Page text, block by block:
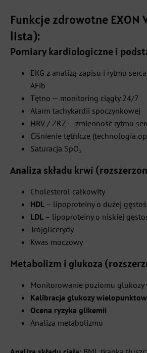
Funkcje zdrowotne EXON
lista):
Pomiary kardiologiczne i
EKG z analizą zapisu i rytmu
AFib
Tętno — monitoring ciągły 24/7
Alarm tachykardii spoczynkowej
HRV / ZRZ — zmienność rytmu
Ciśnienie tętnicze (technologia
Saturacja SpO₂
Analiza składu krwi
Cholesterol całkowity
HDL – lipoproteiny o dużej
LDL – lipoproteiny o niskiej
Trójglicerydy
Kwas moczowy
Metabolizm i glukoza
Monitorowanie poziomu glukozy
Kalibracja glukozy
Ocena ryzyka glikemii
Analiza metabolizmu